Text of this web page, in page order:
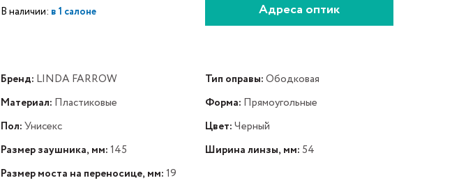
В наличии: в 1 салоне Адреса оптик
Бренд: LINDA FARROW
Материал: Пластиковые
Пол:Унисекс
Размер заушника, мм:145
Размер моста на переносице, мм:19
Тип оправы:Ободковая
Форма: Прямоугольные
Цвет:Черный
Ширина линзы, мм:54